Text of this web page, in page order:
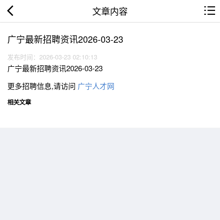
文章内容
广宁最新招聘资讯2026-03-23
发布时间：2026-03-23 02:10:13
广宁最新招聘资讯2026-03-23
更多招聘信息,请访问 广宁人才网
相关文章